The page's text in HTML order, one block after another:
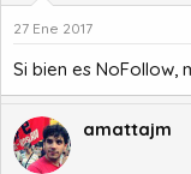
27 Ene 2017
Si bien es
amattajm